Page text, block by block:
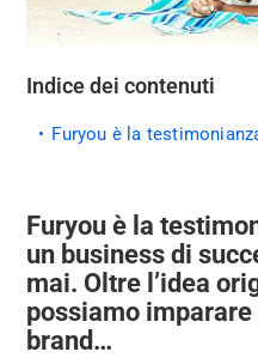
Indice dei contenuti
Furyou è la testimonianza che le idee per un business di successo non
Furyou è la
un business di
mai. Oltre l’idea
possiamo
brand…